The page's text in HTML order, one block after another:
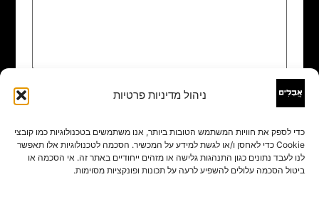
ניהול מדיניות פרטיות
כדי לספק את חוויות המשתמש הטובות ביותר, אנו משתמשים בטכנולוגיות כמו קובצי
Cookie כדי לאחסן ו/או לגשת למידע על המכשיר. הסכמה לטכנולוגיות אלו תאפשר
לנו לעבד נתונים כגון התנהגות גלישה או מזהים ייחודיים באתר זה. אי הסכמה או
ביטול הסכמה עלולים להשפיע לרעה על תכונות ופונקציות מסוימות.
שם
אימייל*